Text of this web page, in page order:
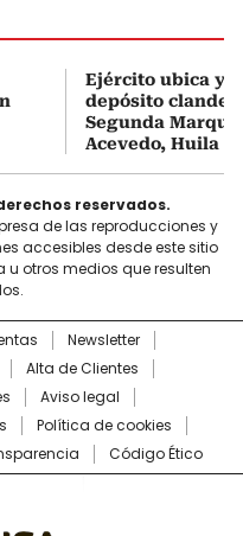
Ejército ubica y
depósito
Segunda
Acevedo, Huila
reservados.
de las reproducciones y
accesibles desde este sitio
otros medios que resulten
Newsletter
Alta de Clientes
Aviso legal
Política de cookies
Código Ético